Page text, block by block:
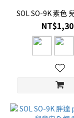
SOL SO-9K 素色